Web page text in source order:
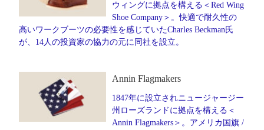
ウィングに拠点を構える＜Red Wing
Shoe Company＞。快適で耐久性の
高いワークブーツの必要性を感じていたCharles Beckman氏
が、14人の投資家の協力の元に同社を設立。
Annin Flagmakers
1847年に設立されニュージャージー
州ローズランドに拠点を構える＜
Annin Flagmakers＞。アメリカ国旗 /